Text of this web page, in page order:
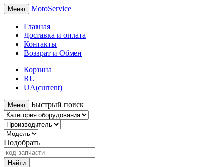
Меню MotoService
Главная
Доставка и оплата
Контакты
Возврат и Обмен
Корзина
RU
UA(current)
Меню Быстрый поиск
Подобрать
Найти